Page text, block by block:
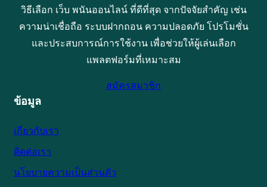
วิธีเลือก เว็บ พนันออนไลน์ ที่ดีที่สุด จากปัจจัยสำคัญ เช่น
ความน่าเชื่อถือ ระบบฝากถอน ความปลอดภัย โปรโมชั่น
และประสบการณ์การใช้งาน เพื่อช่วยให้ผู้เล่นเลือก
แพลตฟอร์มที่เหมาะสม
สมัครสมาชิก
ข้อมูล
เกี่ยวกับเรา
ติดต่อเรา
นโยบายความเป็นส่วนตัว